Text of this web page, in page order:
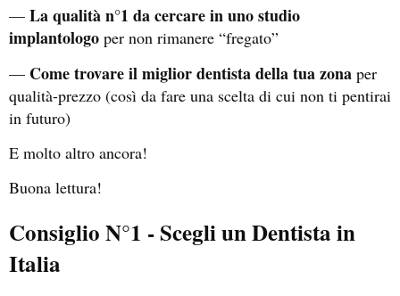
— La qualità n°1 da cercare in uno studio
implantologo per non rimanere “fregato”
— Come trovare il miglior dentista della tua zona per
qualità-prezzo (così da fare una scelta di cui non ti pentirai
in futuro)
E molto altro ancora!
Buona lettura!
Consiglio N°1 - Scegli un Dentista in
Italia